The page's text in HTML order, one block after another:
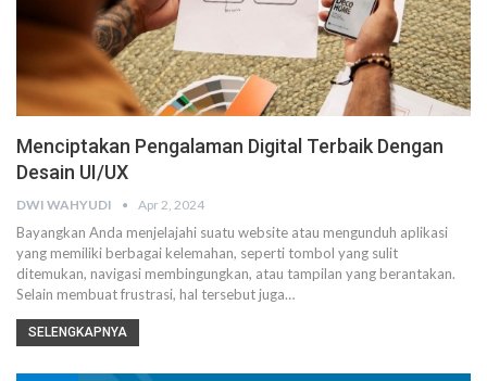
Menciptakan Pengalaman Digital Terbaik Dengan
Desain UI/UX
DWI WAHYUDI Apr 2, 2024
Bayangkan Anda menjelajahi suatu website atau mengunduh aplikasi
yang memiliki berbagai kelemahan, seperti tombol yang sulit
ditemukan, navigasi membingungkan, atau tampilan yang berantakan.
Selain membuat frustrasi, hal tersebut juga…
SELENGKAPNYA